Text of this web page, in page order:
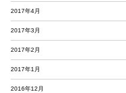
2017年4月
2017年3月
2017年2月
2017年1月
2016年12月